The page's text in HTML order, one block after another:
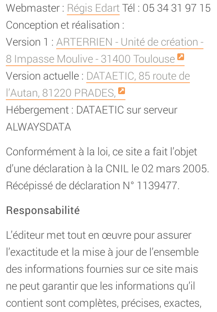
Webmaster : Régis EdartTél : 05 34 31 97 15
Conception et réalisation :
Version 1 : ARTERRIEN - Unité de création -
8 Impasse Moulive - 31400 Toulouse
Version actuelle : DATAETIC, 85 route de
l’Autan, 81220 PRADES,
Hébergement : DATAETIC sur serveur
ALWAYSDATA
Conformément à la loi, ce site a fait l’objet
d’une déclaration à la CNIL le 02 mars 2005.
Récépissé de déclaration N° 1139477.
Responsabilité
L’éditeur met tout en œuvre pour assurer
l’exactitude et la mise à jour de l’ensemble
des informations fournies sur ce site mais
ne peut garantir que les informations qu’il
contient sont complètes, précises, exactes,